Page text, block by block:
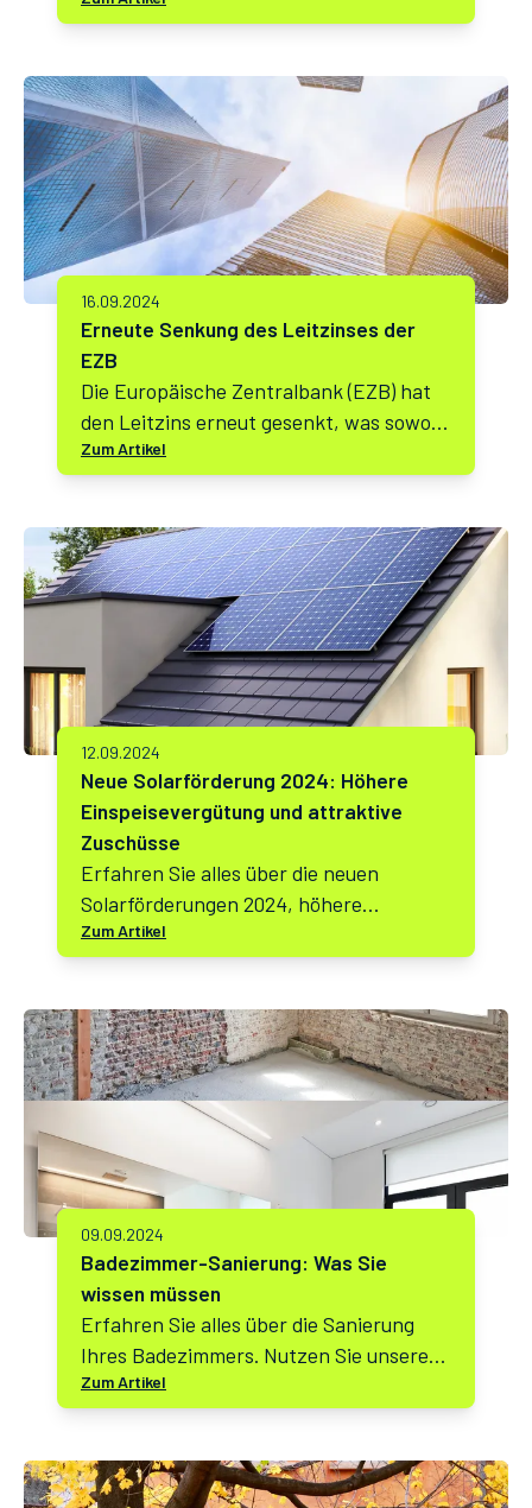
mehr als 700 Immobilien mit einem
Euro modernisiert. Jetzt Ihr
Sanierungsprojekt starten!
16.09.2024
Erneute Senkung des Leitzinses der
EZB
Die Europäische Zentralbank (EZB) hat
den Leitzins erneut gesenkt, was sowohl
Hauskäufer als auch
Immobilieninvestoren vor neue
In diesem Artikel analysieren wir die
Bedeutung dieser Zinssenkung und ihre
möglichen Auswirkungen auf den
Immobilienmarkt.
Zum Artikel
12.09.2024
Neue Solarförderung 2024: Höhere
Einspeisevergütung und attraktive
Zuschüsse
Erfahren Sie alles über die neuen
Solarförderungen 2024, höhere
Einspeisevergütungen und Zuschüsse für
Hausbesitzer und Mieter. Profitieren Sie
Zum Artikel
09.09.2024
Badezimmer-Sanierung: Was Sie
wissen müssen
Erfahren Sie alles über die Sanierung
Ihres Badezimmers. Nutzen Sie unseren
Sanierungsrechner für eine detaillierte
Kosten- und Zeitplanung.
Zum Artikel